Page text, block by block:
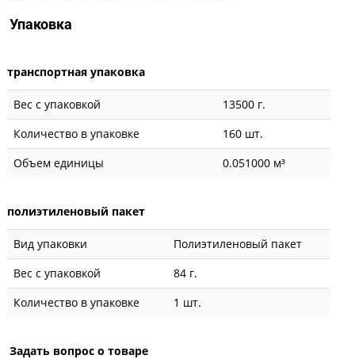
Упаковка
транспортная упаковка
Вес с упаковкой
13500 г.
Количество в упаковке
160 шт.
Объем единицы
0.051000 м³
полиэтиленовый пакет
Вид упаковки
Полиэтиленовый пакет
Вес с упаковкой
84 г.
Количество в упаковке
1 шт.
Задать вопрос о товаре